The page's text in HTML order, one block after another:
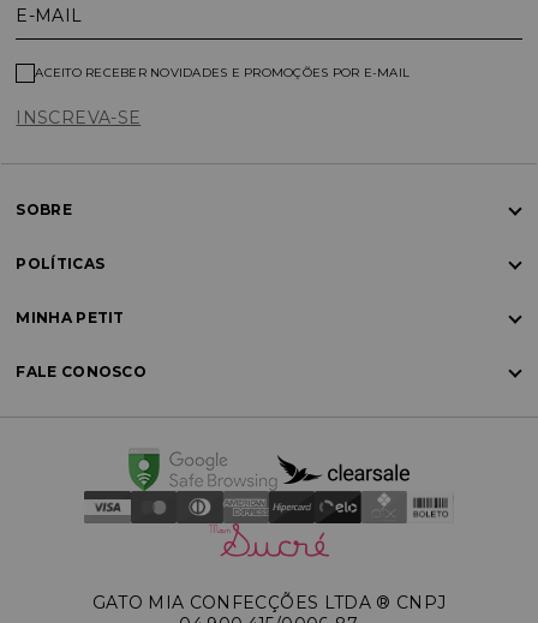
E-MAIL
INSCREVA-SE
ACEITO RECEBER NOVIDADES E PROMOÇÕES POR E-MAIL
SOBRE
POLÍTICAS
MINHA PETIT
FALE CONOSCO
GATO MIA CONFECÇÕES LTDA ®️ CNPJ